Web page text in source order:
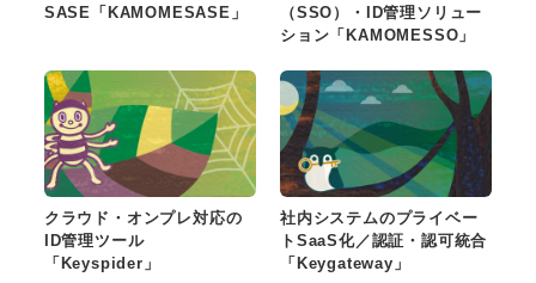
SASE「KAMOMESASE」
（SSO）・ID管理ソリュー
ション「KAMOMESSO」
クラウド・オンプレ対応の
ID管理ツール
「Keyspider」
社内システムのプライベー
トSaaS化／認証・認可統合
「Keygateway」